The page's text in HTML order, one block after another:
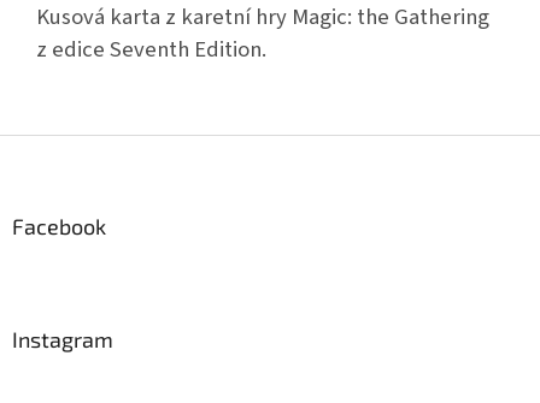
Kusová karta z karetní hry Magic: the Gathering
z edice Seventh Edition.
Facebook
Instagram